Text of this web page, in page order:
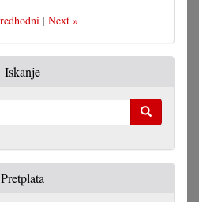
| Next »
Iskanje
Pretplata